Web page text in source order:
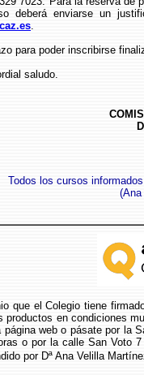
deberá enviarse un
.
para poder inscribirse
saludo.
Todos los cursos
(Ana
que el Colegio tiene
productos en condiciones
página web o pásate por la
o por la calle San Voto
por Dª Ana Velilla